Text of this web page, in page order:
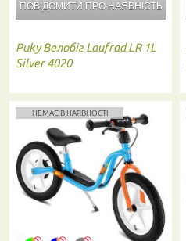
ПОВІДОМИТИ ПРО НАЯВНІСТЬ
Puky Велобіг Laufrad LR 1L
Silver 4020
НЕМАЄ В НАЯВНОСТІ